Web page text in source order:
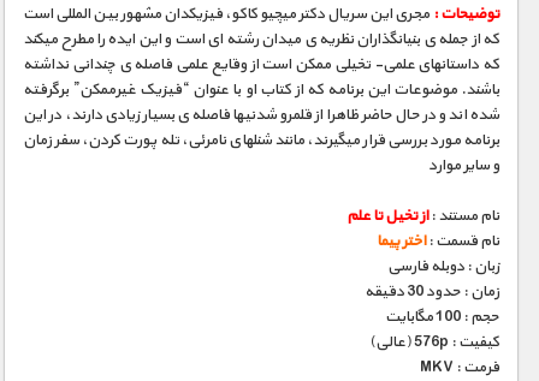
توضیحات : مجری­ این سریال دکتر میچیو کاکو، فیزیکدان مشهور بین­ المللی است
که از جمله­ ی بنیانگذاران نظریه­ ی میدان رشته ­ای است و این ایده را مطرح می­کند
که داستانهای علمی- تخیلی ممکن است از وقایع علمی فاصله­ ی چندانی نداشته
باشند. موضوعات این برنامه که از کتاب او با عنوان “فیزیک غیرممکن” برگرفته
شده­ اند و در حال حاضر ظاهرا از قلمرو شدنی­ها فاصله­ ی بسیار زیادی دارند، در این
برنامه مورد بررسی قرار می­گیرند، مانند شنلهای نامرئی، تله­ پورت کردن، سفر زمان
و سایر موارد
نام مستند :از تخیل تا علم
نام قسمت :اختر پیما
زبان : دوبله فارسی
زمان : حدود 30 دقیقه
حجم : 100 مگابایت
کیفیت : 576p (عالی)
فرمت : MKV